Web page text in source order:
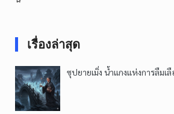
เรื่องล่าสุด
ซุปยายเมิ่ง น้ำแกงแห่งการลืมเ